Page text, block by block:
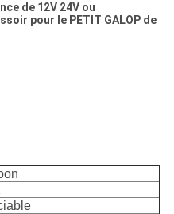
de 12V 24V ou
pour le PETIT GALOP de